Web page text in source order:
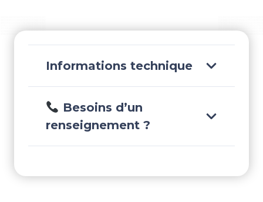
Informations technique
Besoins d’un
renseignement ?